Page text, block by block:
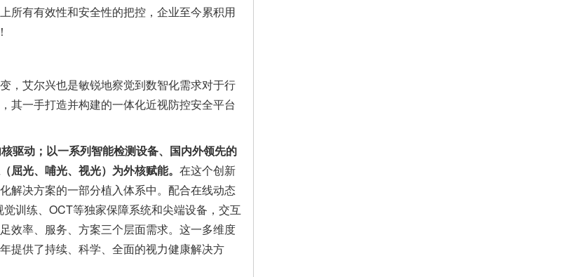
所有有效性和安全性的把控，企业至今累积用
，艾尔兴也是敏锐地察觉到数智化需求对于行
其一手打造并构建的一体化近视防控安全平台
驱动； 以一系列智能检测设备、国内外领先的
（屈光、哺光、视光） 为外核赋能。 在这个创新
解决方案的一部分植入体系中。配合在线动态
训练、OCT等独家保障系统和尖端设备，交互
效率、服务、方案三个层面需求。这一多维度
提供了持续、科学、全面的视力健康解决方